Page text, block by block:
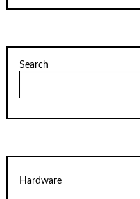
Search
Hardware